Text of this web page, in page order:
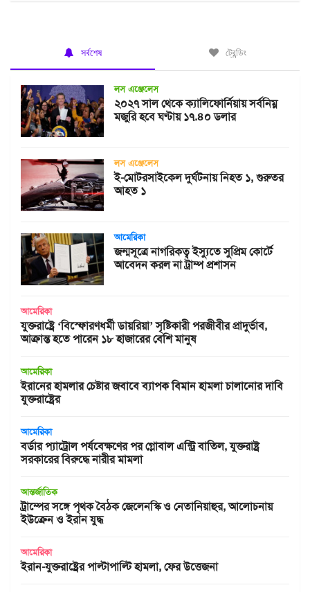
সর্বশেষ ট্রেন্ডিং
লস এঞ্জেলেস
২০২৭ সাল থেকে ক্যালিফোর্নিয়ায় সর্বনিম্ন
মজুরি হবে ঘণ্টায় ১৭.৪০ ডলার
লস এঞ্জেলেস
ই-মোটরসাইকেল দুর্ঘটনায় নিহত ১, গুরুতর
আহত ১
আমেরিকা
জন্মসূত্রে নাগরিকত্ব ইস্যুতে সুপ্রিম কোর্টে
আবেদন করল না ট্রাম্প প্রশাসন
আমেরিকা
যুক্তরাষ্ট্রে ‘বিস্ফোরণধর্মী ডায়রিয়া’ সৃষ্টিকারী পরজীবীর প্রাদুর্ভাব,
আক্রান্ত হতে পারেন ১৮ হাজারের বেশি মানুষ
আমেরিকা
ইরানের হামলার চেষ্টার জবাবে ব্যাপক বিমান হামলা চালানোর দাবি
যুক্তরাষ্ট্রের
আমেরিকা
বর্ডার প্যাট্রোল পর্যবেক্ষণের পর গ্লোবাল এন্ট্রি বাতিল, যুক্তরাষ্ট্র
সরকারের বিরুদ্ধে নারীর মামলা
আন্তর্জাতিক
ট্রাম্পের সঙ্গে পৃথক বৈঠক জেলেনস্কি ও নেতানিয়াহুর, আলোচনায়
ইউক্রেন ও ইরান যুদ্ধ
আমেরিকা
ইরান-যুক্তরাষ্ট্রের পাল্টাপাল্টি হামলা, ফের উত্তেজনা